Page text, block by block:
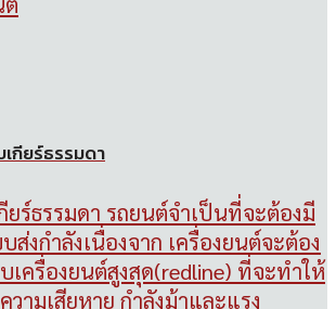
กียร์ธรรมดา
ยร์ธรรมดา รถยนต์จำเป็นที่จะต้องมี
ส่งกำลังเนื่องจาก เครื่องยนต์จะต้อง
เครื่องยนต์สูงสุด(redline) ที่จะทำให้
วามเสียหาย กำลังม้าและแรง